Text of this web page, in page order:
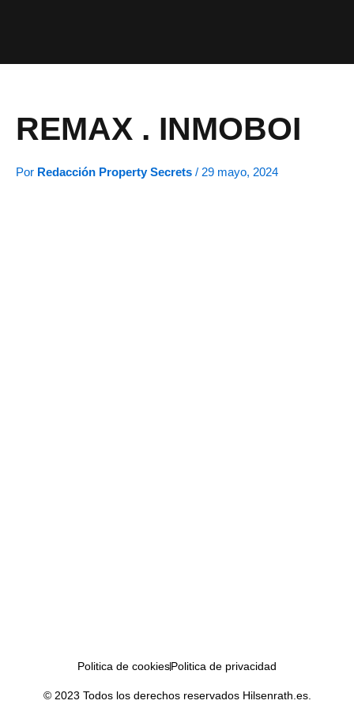
REMAX . INMOBOI
Por Redacción Property Secrets / 29 mayo, 2024
Politica de cookiesPolitica de privacidad
© 2023 Todos los derechos reservados Hilsenrath.es.